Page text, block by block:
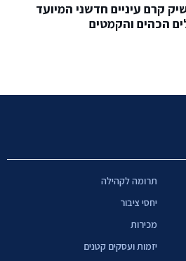
קרם עיניים חדשני המיועד
הכהים והקמטים
תרומה לקהילה
יחסי ציבור
מכירות
יזמות ועסקים קטנים